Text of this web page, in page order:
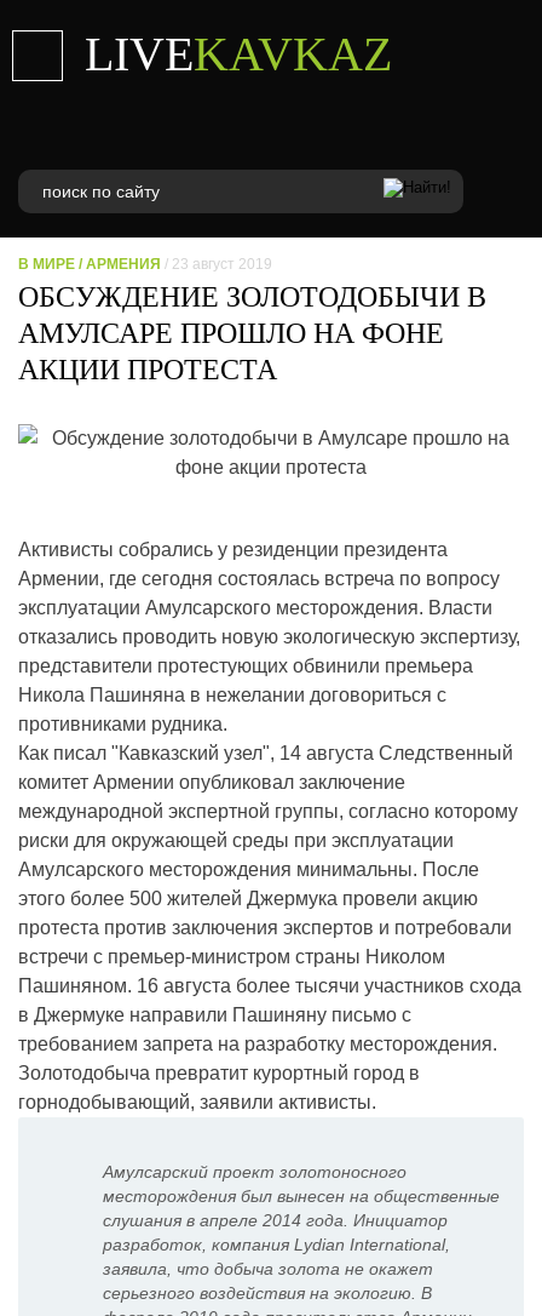
LIVEKAVKAZ
В МИРЕ /АРМЕНИЯ / 23 август 2019
ОБСУЖДЕНИЕ ЗОЛОТОДОБЫЧИ В
АМУЛСАРЕ ПРОШЛО НА ФОНЕ
АКЦИИ ПРОТЕСТА
Активисты собрались у резиденции президента
Армении, где сегодня состоялась встреча по вопросу
эксплуатации Амулсарского месторождения. Власти
отказались проводить новую экологическую экспертизу,
представители протестующих обвинили премьера
Никола Пашиняна в нежелании договориться с
противниками рудника.
Как писал "Кавказский узел", 14 августа Следственный
комитет Армении опубликовал заключение
международной экспертной группы, согласно которому
риски для окружающей среды при эксплуатации
Амулсарского месторождения минимальны. После
этого более 500 жителей Джермука провели акцию
протеста против заключения экспертов и потребовали
встречи с премьер-министром страны Николом
Пашиняном. 16 августа более тысячи участников схода
в Джермуке направили Пашиняну письмо с
требованием запрета на разработку месторождения.
Золотодобыча превратит курортный город в
горнодобывающий, заявили активисты.
Амулсарский проект золотоносного
месторождения был вынесен на общественные
слушания в апреле 2014 года. Инициатор
разработок, компания Lydian International,
заявила, что добыча золота не окажет
серьезного воздействия на экологию. В